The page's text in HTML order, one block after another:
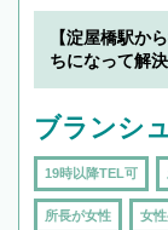
【淀屋橋駅か
ちになって解
ブランシ
19時以降TEL可
所長が女性 女